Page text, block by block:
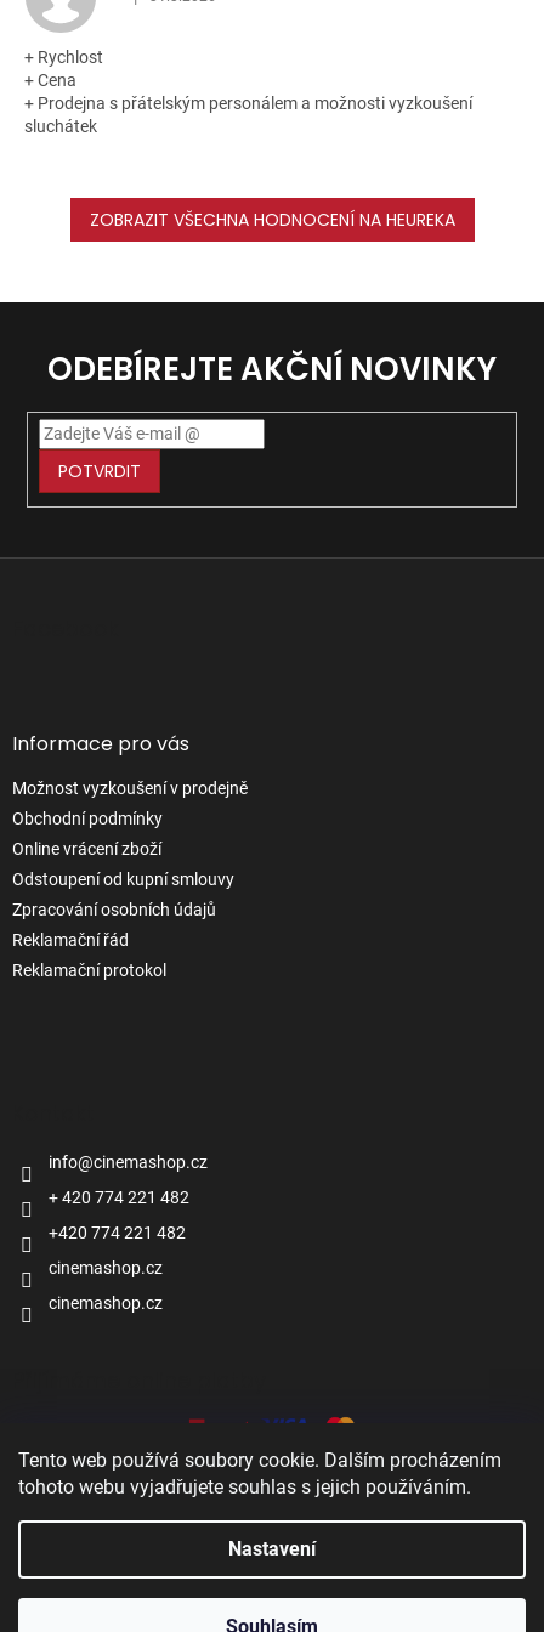
Tento web používá soubory cookie. Dalším procházením
tohoto webu vyjadřujete souhlas s jejich používáním.
Nastavení
Souhlasím
Hodnocení obchodu je 5 z 5 hvězdiček.
+ Rychlost
+ Cena
+ Prodejna s přátelským personálem a možnosti vyzkoušení
sluchátek
ZOBRAZIT VŠECHNA HODNOCENÍ NA HEUREKA
ODEBÍREJTE AKČNÍ NOVINKY
POTVRDIT
Z
Informace pro vás
Možnost vyzkoušení v prodejně
Obchodní podmínky
Online vrácení zboží
Odstoupení od kupní smlouvy
Zpracování osobních údajů
Reklamační řád
Reklamační protokol
info@cinemashop.cz
+ 420 774 221 482
+420 774 221 482
cinemashop.cz
cinemashop.cz
Vytvořil Shoptet
Cinema shop. Všechna práva vyhrazena.